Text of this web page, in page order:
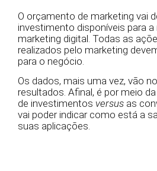
O orçamento de marketing vai
investimento disponíveis para a
marketing digital. Todas as
realizados pelo marketing
para o negócio.
Os dados, mais uma vez, vão
resultados. Afinal, é por meio
de investimentos versus as
vai poder indicar como está a
suas aplicações.